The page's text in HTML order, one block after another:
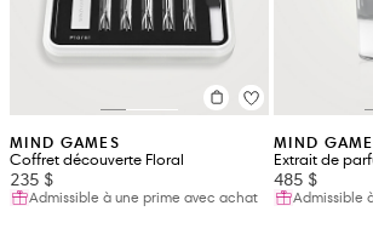
MIND GAMES
Coffret découverte Floral
235 $
Admissible à une prime avec achat
MIND
Extrait de
485 $
Admissible